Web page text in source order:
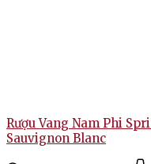
Rượu Vang Nam Phi
Sauvignon Blanc